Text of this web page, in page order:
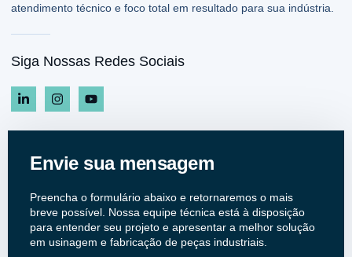
atendimento técnico e foco total em resultado para sua indústria.
Siga Nossas Redes Sociais
Envie sua mensagem
Preencha o formulário abaixo e retornaremos o mais
breve possível. Nossa equipe técnica está à disposição
para entender seu projeto e apresentar a melhor solução
em usinagem e fabricação de peças industriais.